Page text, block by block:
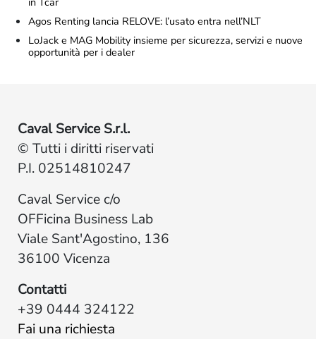
Agos Renting lancia RELOVE: l’usato entra nell’NLT
LoJack e MAG Mobility insieme per sicurezza, servizi e nuove
opportunità per i dealer
Caval Service S.r.l.
© Tutti i diritti riservati
P.I. 02514810247
Caval Service c/o
OFFicina Business Lab
Viale Sant'Agostino, 136
36100 Vicenza
Contatti
+39 0444 324122
Fai una richiesta